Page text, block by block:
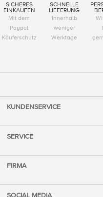
SICHERES
EINKAUFEN
Mit dem
Paypal
Käuferschutz
SCHNELLE
LIEFERUNG
Innerhalb
weniger
Werktage
KUNDENSERVICE
SERVICE
FIRMA
SOCIAL MEDIA